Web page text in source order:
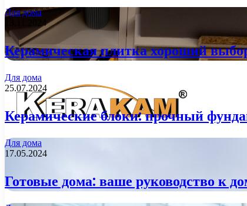
Для дома
13.11.2024
Керамическая плитка хороший
Для дома
25.07.2024
Керамические блоки: прочный
Для дома
17.05.2024
Готовые дома: ваше руководство к